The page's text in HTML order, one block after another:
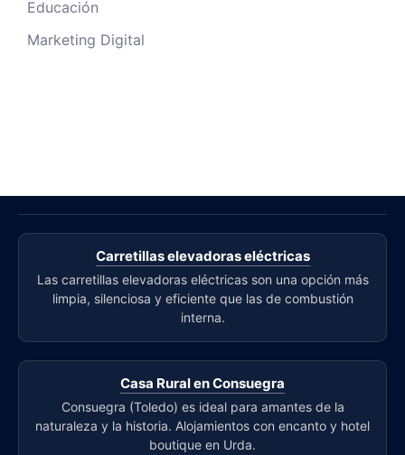
Educación
Marketing Digital
Carretillas elevadoras eléctricas
Las carretillas elevadoras eléctricas son una opción más
limpia, silenciosa y eficiente que las de combustión
interna.
Casa Rural en Consuegra
Consuegra (Toledo) es ideal para amantes de la
naturaleza y la historia. Alojamientos con encanto y hotel
boutique en Urda.